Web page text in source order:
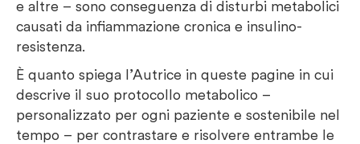
e altre – sono conseguenza di disturbi metabolici
causati da infiammazione cronica e insulino-
resistenza.
È quanto spiega l’Autrice in queste pagine in cui
descrive il suo protocollo metabolico –
personalizzato per ogni paziente e sostenibile nel
tempo – per contrastare e risolvere entrambe le